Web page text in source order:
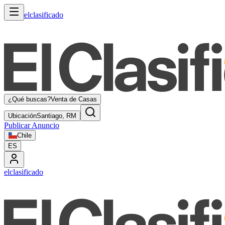
elclasificado
¿Qué buscas?Venta de Casas
UbicaciónSantiago, RM
Publicar Anuncio
Chile
ES
elclasificado